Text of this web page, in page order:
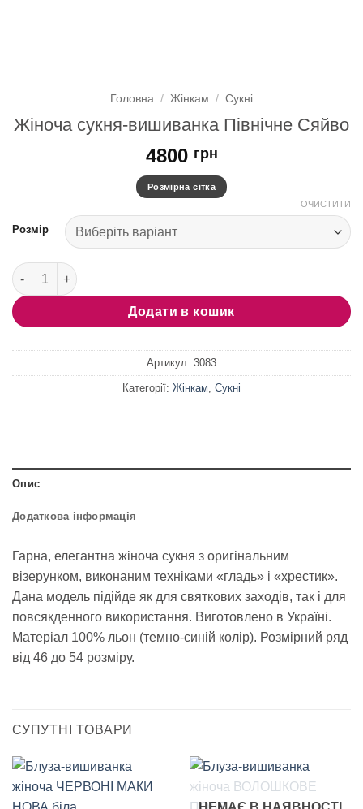
Головна / Жінкам / Сукні
Жіноча сукня-вишиванка Північне Сяйво
4800 грн
Розмірна сітка
Розмір
ОЧИСТИТИ
Жіноча сукня-вишиванка Північне Сяйво кількість
Додати в кошик
Артикул: 3083
Категорії: Жінкам, Сукні
Опис
Додаткова інформація
Гарна, елегантна жіноча сукня з оригінальним
візерунком, виконаним техніками «гладь» і «хрестик».
Дана модель підійде як для святкових заходів, так і для
повсякденного використання. Виготовлено в Україні.
Матеріал 100% льон (темно-синій колір). Розмірний ряд
від 46 до 54 розміру.
СУПУТНІ ТОВАРИ